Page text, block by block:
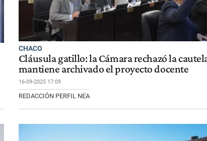
CHACO
Cláusula gatillo: la Cámara rechazó la
mantiene archivado el proyecto docente
16-09-2025 17:09
REDACCIÓN PERFIL NEA